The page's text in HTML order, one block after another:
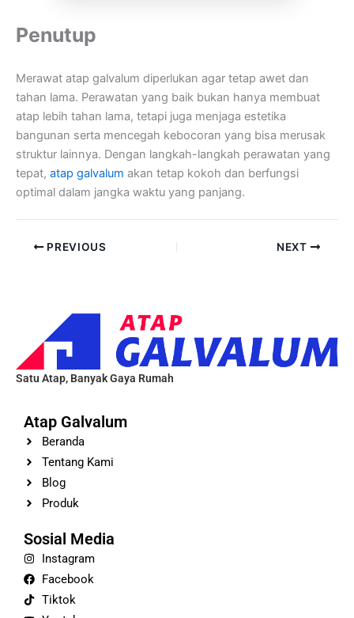
Penutup
Merawat atap galvalum diperlukan agar tetap awet dan
tahan lama. Perawatan yang baik bukan hanya membuat
atap lebih tahan lama, tetapi juga menjaga estetika
bangunan serta mencegah kebocoran yang bisa merusak
struktur lainnya. Dengan langkah-langkah perawatan yang
tepat, atap galvalum akan tetap kokoh dan berfungsi
optimal dalam jangka waktu yang panjang.
PREVIOUS NEXT
Satu Atap, Banyak Gaya Rumah
Atap Galvalum
Beranda
Tentang Kami
Blog
Produk
Sosial Media
Instagram
Facebook
Tiktok